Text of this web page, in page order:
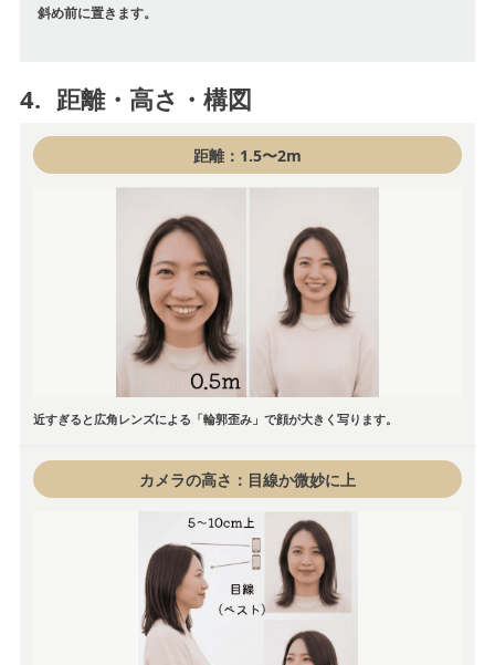
斜め前に置きます。
4. 距離・高さ・構図
距離：1.5〜2m
近すぎると広角レンズによる「輪郭歪み」で顔が大きく写ります。
カメラの高さ：目線か微妙に上